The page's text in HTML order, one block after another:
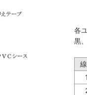
各
黒